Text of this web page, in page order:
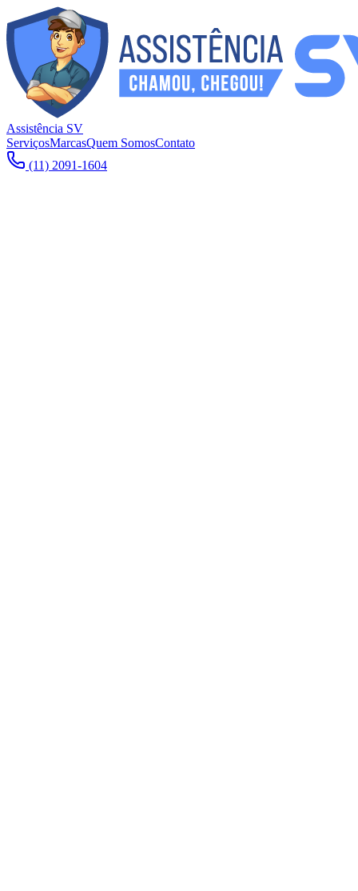
Assistência SV
ServiçosMarcasQuem SomosContato
(11) 2091-1604